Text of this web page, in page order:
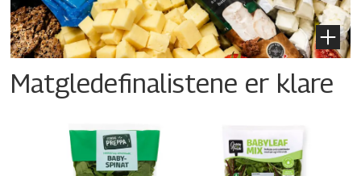
Matgledefinalistene er klare